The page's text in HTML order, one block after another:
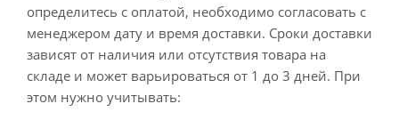
определитесь с оплатой, необходимо согласовать с
менеджером дату и время доставки. Сроки доставки
зависят от наличия или отсутствия товара на
складе и может варьироваться от 1 до 3 дней. При
этом нужно учитывать: